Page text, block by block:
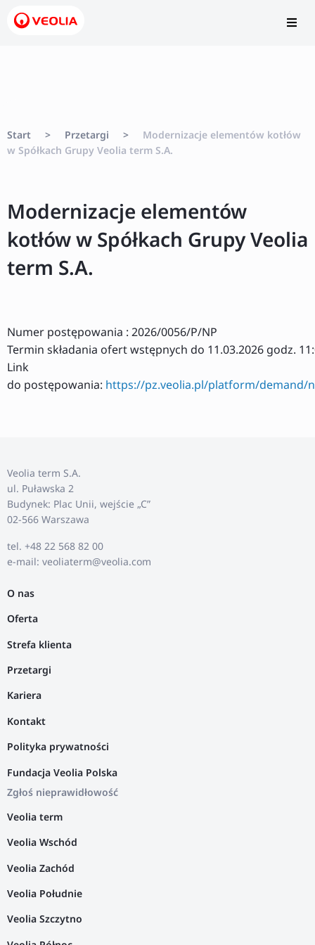
Start > Przetargi >
Modernizacje elementów kotłów
w Spółkach Grupy Veolia term S.A.
Modernizacje elementów
kotłów w Spółkach Grupy Veolia
term S.A.
Numer postępowania : 2026/0056/P/NP
Termin składania ofert wstępnych do 11.03.2026 godz.
Link
do postępowania: https://pz.veolia.pl/platform/demand/
Veolia term S.A.
ul. Puławska 2
Budynek: Plac Unii, wejście „C”
02-566 Warszawa
tel. +48 22 568 82 00
e-mail: veoliaterm@veolia.com
O nas
Oferta
Strefa klienta
Przetargi
Kariera
Kontakt
Polityka prywatności
Fundacja Veolia Polska
Zgłoś nieprawidłowość
Veolia term
Veolia Wschód
Veolia Zachód
Veolia Południe
Veolia Szczytno